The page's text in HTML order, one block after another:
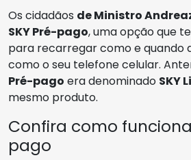
Os cidadãos de Ministro
SKY Pré-pago, uma opção que
para recarregar como e quando
como o seu telefone celular.
Pré-pago era denominado SKY
mesmo produto.
Confira como funciona
pago